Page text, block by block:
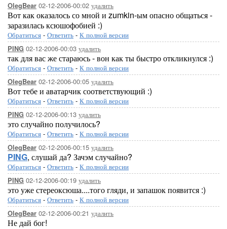
OlegBear 02-12-2006-00:02 удалить
Вот как оказалось со мной и zumkin-ым опасно общаться -
заразилась ксюшофобией :)
Обратиться - Ответить - К полной версии
PING 02-12-2006-00:03 удалить
так для вас же стараюсь - вон как ты быстро откликнулся :)
Обратиться - Ответить - К полной версии
OlegBear 02-12-2006-00:05 удалить
Вот тебе и аватарчик соответствующий :)
Обратиться - Ответить - К полной версии
PING 02-12-2006-00:13 удалить
это случайно получилось?
Обратиться - Ответить - К полной версии
OlegBear 02-12-2006-00:15 удалить
PING, слушай да? Зачэм случайно?
Обратиться - Ответить - К полной версии
PING 02-12-2006-00:19 удалить
это уже стереоксюша....того гляди, и запашок появится :)
Обратиться - Ответить - К полной версии
OlegBear 02-12-2006-00:21 удалить
Не дай бог!